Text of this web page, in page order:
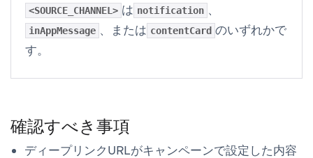
<SOURCE_CHANNEL> は notification 、
inAppMessage 、または contentCard のいずれかで
す。
確認すべき事項
ディープリンクURLがキャンペーンで設定した内容